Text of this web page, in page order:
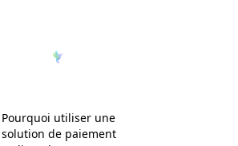
Pourquoi utiliser une
solution de paiement